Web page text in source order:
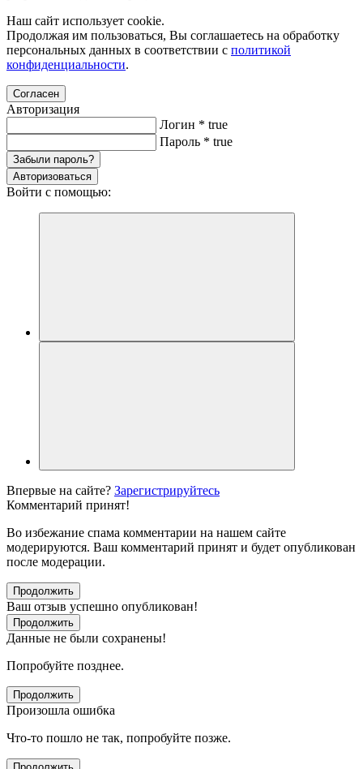
Наш сайт использует cookie.
Продолжая им пользоваться, Вы соглашаетесь на обработку
персональных данных в соответствии с политикой
конфиденциальности.
Согласен
Авторизация
Логин * true
Пароль * true
Забыли пароль?
Авторизоваться
Войти с помощью:
Впервые на сайте? Зарегистрируйтесь
Комментарий принят!
Во избежание спама комментарии на нашем сайте
модерируются. Ваш комментарий принят и будет опубликован
после модерации.
Продолжить
Ваш отзыв успешно опубликован!
Продолжить
Данные не были сохранены!
Попробуйте позднее.
Продолжить
Произошла ошибка
Что-то пошло не так, попробуйте позже.